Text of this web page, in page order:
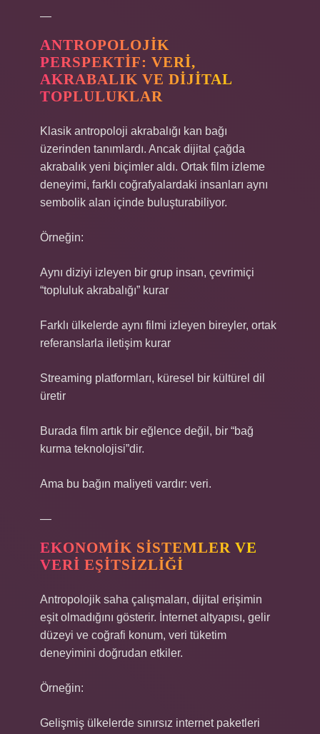
—
ANTROPOLOJIK
PERSPEKTIF: VERI,
AKRABALIK VE DIJITAL
TOPLULUKLAR
Klasik antropoloji akrabalığı kan bağı
üzerinden tanımlardı. Ancak dijital çağda
akrabalık yeni biçimler aldı. Ortak film izleme
deneyimi, farklı coğrafyalardaki insanları aynı
sembolik alan içinde buluşturabiliyor.
Örneğin:
Aynı diziyi izleyen bir grup insan, çevrimiçi
“topluluk akrabalığı” kurar
Farklı ülkelerde aynı filmi izleyen bireyler, ortak
referanslarla iletişim kurar
Streaming platformları, küresel bir kültürel dil
üretir
Burada film artık bir eğlence değil, bir “bağ
kurma teknolojisi”dir.
Ama bu bağın maliyeti vardır: veri.
—
EKONOMIK SISTEMLER VE
VERI EŞITSIZLIĞI
Antropolojik saha çalışmaları, dijital erişimin
eşit olmadığını gösterir. İnternet altyapısı, gelir
düzeyi ve coğrafi konum, veri tüketim
deneyimini doğrudan etkiler.
Örneğin:
Gelişmiş ülkelerde sınırsız internet paketleri